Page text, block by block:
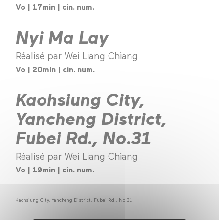
Vo | 17min | cin. num.
Nyi Ma Lay
Réalisé par Wei Liang Chiang
Vo | 20min | cin. num.
Kaohsiung City,
Yancheng District,
Fubei Rd., No.31
Réalisé par Wei Liang Chiang
Vo | 19min | cin. num.
Kaohsiung City, Yancheng District, Fubei Rd., No.31